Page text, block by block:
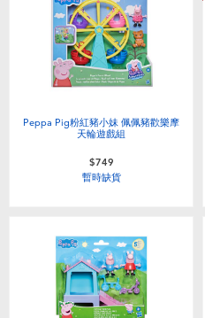
Peppa Pig粉紅豬小妹 佩佩豬歡樂摩
天輪遊戲組
$749
暫時缺貨